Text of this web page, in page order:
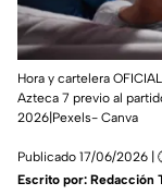
Hora y cartelera
Azteca 7 previo al
2026|Pexels- Canva
Publicado 17/06/2026 |
Escrito por: Redacción